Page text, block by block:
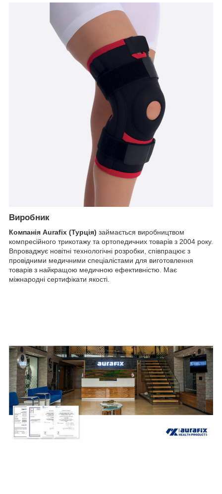
Виробник
Компанія Aurafix (Турція) займається виробництвом
компресійного трикотажу та ортопедичних товарів з 2004 року.
Впроваджує новітні технологічні розробки, співпрацює з
провідними медичними спеціалістами для виготовлення
товарів з найкращою медичною ефективністю. Має
міжнародні сертифікати якості.